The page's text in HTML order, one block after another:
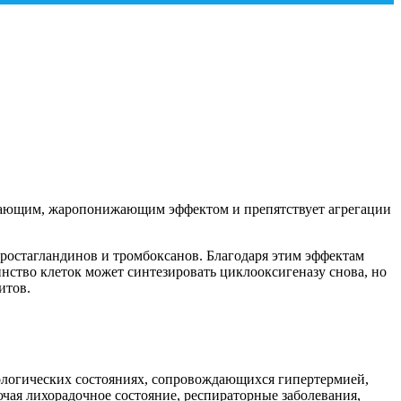
жаропонижающим эффектом и препятствует агрегации
и тромбоксанов. Благодаря этим эффектам
клеток может синтезировать циклооксигеназу снова, но
состояниях, сопровождающихся гипертермией,
лихорадочное состояние, респираторные заболевания,